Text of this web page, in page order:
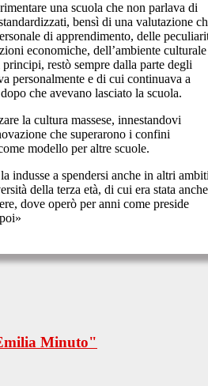
una scuola che non parlava di
bensì di una valutazione
di apprendimento, delle
economiche, dell’ambiente culturale
restò sempre dalla parte degli
personalmente e di cui continuava a
che avevano lasciato la scuola.
la cultura massese, innestandovi
che superarono i confini
modello per altre scuole.
indusse a spendersi anche in altri
della terza età, di cui era stata anche
dove operò per anni come preside
Minuto"